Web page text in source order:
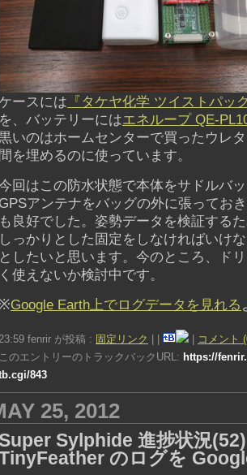
ースには 『タケヤ化学 ツイストパッ
を、バッテリーにはエネループ QE-
いのはホームセンターで買ったウレ
間を埋めるのに使っています。
回はこの防水状態で本体をサドルバ
GPSアンテナをバッグの外に張ってお
も良好でした。姿勢データを検証する
しっかりとした固定をしなければいけ
としたいと思います。今のところ、ド
く使えないか検討中です。
※Google Earth上でログデータを見れる
fenrir が投稿 : 固定リンク
コメント
このエントリーのトラックバックURL: https://
843
25, 2012
Super Sylphide 進捗状況
のログを